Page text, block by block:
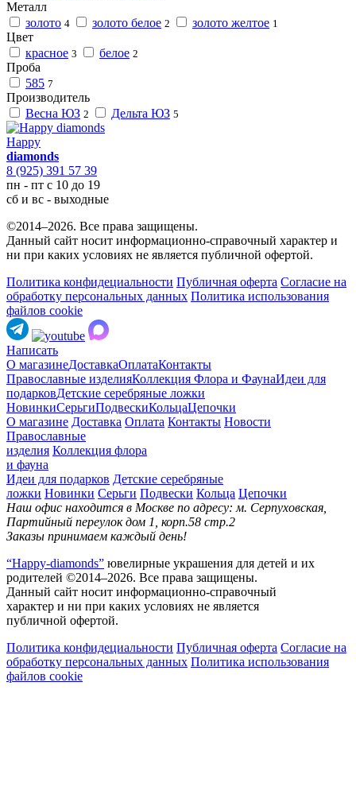
Металл
золото 4 золото белое 2 золото желтое 1
Цвет
красное 3 белое 2
Проба
585 7
Производитель
Весна ЮЗ 2 Дельта ЮЗ 5
Happy
diamonds
8 (925) 391 57 39
пн - пт с 10 до 19
сб и вс - выходные
©2014–2026. Все права защищены.
Данный сайт носит информационно-справочный характер и
ни при каких условиях не является публичной офертой.
Политика конфидециальности Публичная оферта Согласие на
обработку персональных данных Политика использования
файлов cookie
Написать
О магазинеДоставкаОплатаКонтакты
Православные изделияКоллекция Флора и ФаунаИдеи для
подарковДетские серебряные ложки
НовинкиСерьгиПодвескиКольцаЦепочки
О магазине Доставка Оплата Контакты Новости
Православные
изделия Коллекция флора
и фауна
Идеи для подарков Детские серебряные
ложки Новинки Серьги Подвески Кольца Цепочки
Наш офис находится в Москве по адресу: м. Серпуховская,
Партийный переулок дом 1, корп.58 стр.2
Заказы принимаем каждый день!
“Happy-diamonds” ювелирные украшения для детей и их
родителей ©2014–2026. Все права защищены.
Данный сайт носит информационно-справочный
характер и ни при каких условиях не является
публичной офертой.
Политика конфидециальности Публичная оферта Согласие на
обработку персональных данных Политика использования
файлов cookie